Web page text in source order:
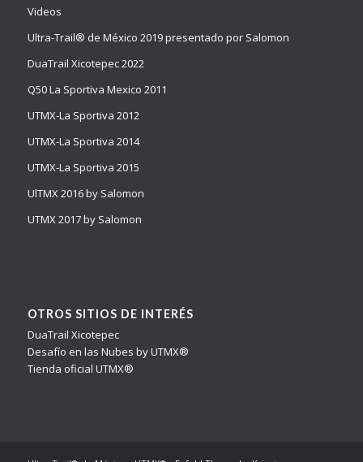
Videos
Ultra-Trail® de México 2019 presentado por Salomon
DuaTrail Xicotepec 2022
Q50 La Sportiva Mexico 2011
UTMX-La Sportiva 2012
UTMX-La Sportiva 2014
UTMX-La Sportiva 2015
UlTMX 2016 by Salomon
UTMX 2017 by Salomon
OTROS SITIOS DE INTERÉS
DuaTrail Xicotepec
Desafío en las Nubes by UTMX®
Tienda oficial UTMX®